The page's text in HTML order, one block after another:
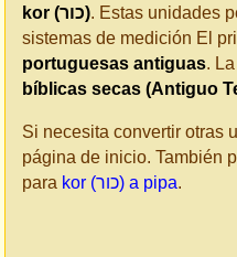
kor (כור). Estas unidades
sistemas de medición El
portuguesas antiguas.
bíblicas secas (Antiguo
Si necesita convertir otras
página de inicio. También
para
kor (כור) a pipa.